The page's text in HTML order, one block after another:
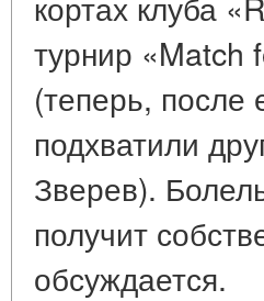
турнир «Match
(теперь, после
подхватили
Зверев).
получит
обсуждается.